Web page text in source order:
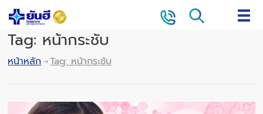
Tag: หน้ากระชับ
หน้าหลัก Tag: หน้ากระชับ